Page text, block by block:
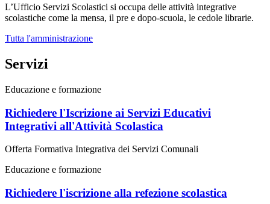
L’Ufficio Servizi Scolastici si occupa delle attività integrative
scolastiche come la mensa, il pre e dopo-scuola, le cedole librarie.
Tutta l'amministrazione
Servizi
Educazione e formazione
Richiedere l'Iscrizione ai Servizi Educativi
Integrativi all'Attività Scolastica
Offerta Formativa Integrativa dei Servizi Comunali
Educazione e formazione
Richiedere l'iscrizione alla refezione scolastica